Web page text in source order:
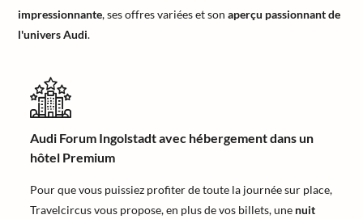
impressionnante, ses offres variées et son aperçu passionnant de
l'univers Audi.
Audi Forum Ingolstadt avec hébergement dans un
hôtel Premium
Pour que vous puissiez profiter de toute la journée sur place,
Travelcircus vous propose, en plus de vos billets, une nuit